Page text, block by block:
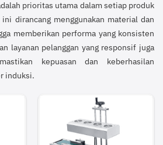
prioritas utama dalam setiap produk
dirancang menggunakan material dan
memberikan performa yang konsisten
layanan pelanggan yang responsif juga
kepuasan dan keberhasilan
induksi.